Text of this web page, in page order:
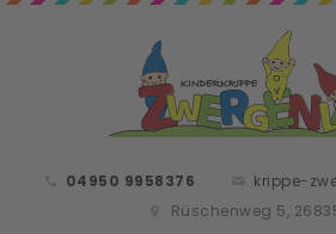
04950 9958376
krippe-
Rüschenweg 5,